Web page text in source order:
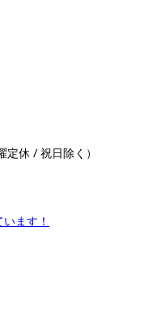
休 / 祝日除く）
ます！